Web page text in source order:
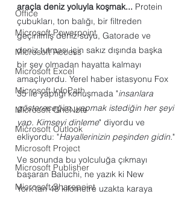
Office
Microsoft Powerpoint
Microsoft Access
Microsoft Excel
Microsoft InfoPath
Microsoft OneNote
Microsoft Outlook
Microsoft Project
Microsoft Publisher
Microsoft Sharepoint
araçla deniz yoluyla koşmak... Protein
çubukları, ton balığı, bir filtreden
geçirilmiş deniz suyu, Gatorade ve
deniz tutması için sakız dışında başka
bir şey olmadan hayatta kalmayı
amaçlıyordu. Yerel haber istasyonu Fox
35 ile yaptığı konuşmada "insanlara
göstereceğim, yapmak istediğin her şeyi
yap. Kimseyi dinleme" diyordu ve
ekliyordu: "Hayallerinizin peşinden gidin."
Ve sonunda bu yolculuğa çıkmayı
başaran Baluchi, ne yazık ki New
York'tan 48 kilometre uzakta karaya